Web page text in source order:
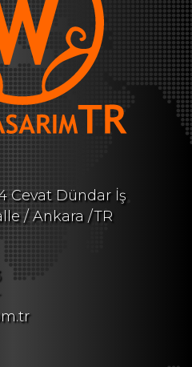
Cevat Dündar İş
/ Ankara /TR